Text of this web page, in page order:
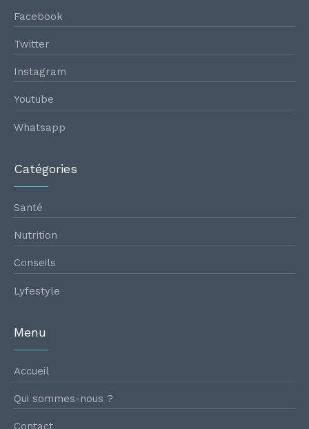
Facebook
Twitter
Instagram
Youtube
Whatsapp
Catégories
Santé
Nutrition
Conseils
Lyfestyle
Menu
Accueil
Qui sommes-nous ?